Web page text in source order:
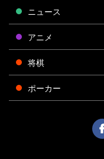
ニュース
アニメ
将棋
ポーカー